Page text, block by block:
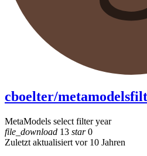
cboelter/
MetaModels select filter year
file_download 13 star0
Zuletzt aktualisiert vor 10 Jahren